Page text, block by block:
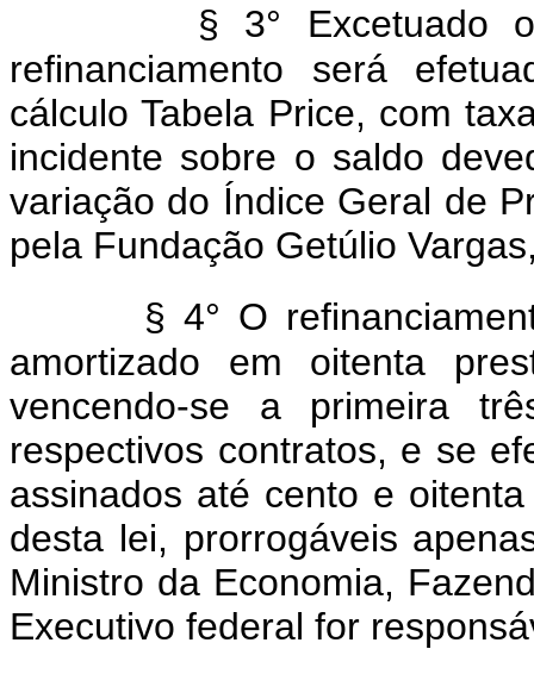
§ 3° Excetuado
refinanciamento será
cálculo Tabela Price, com
incidente sobre o saldo
variação do Índice Geral de
pela Fundação Getúlio
§ 4° O
amortizado em oitenta
vencendo-se a primeira
respectivos contratos, e se
assinados até cento e
desta lei, prorrogáveis
Ministro da Economia,
Executivo federal for